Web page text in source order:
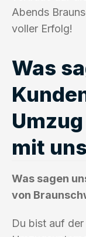
Abends
voller Erfolg!
Was
mit uns
Was sagen
von
Du bist auf